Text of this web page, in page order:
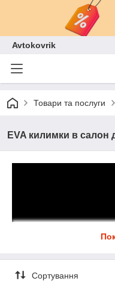
Avtokovrik
Товари та послуги
EVA килимки в салон
Сортування